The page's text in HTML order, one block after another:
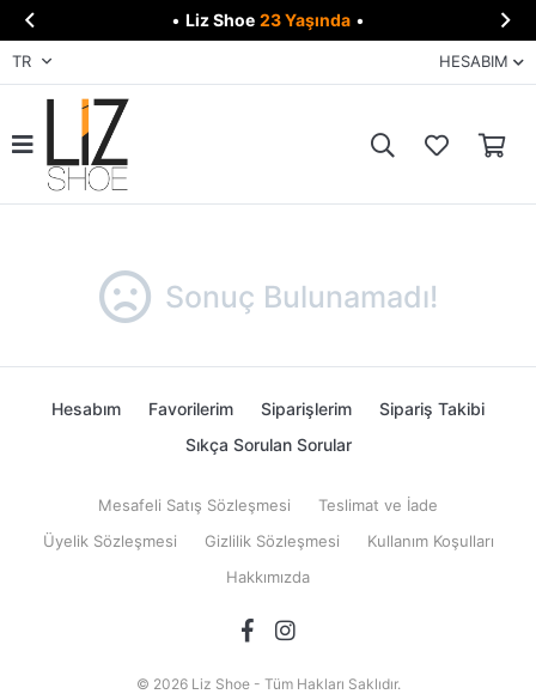
 • Liz Shoe 23 Yaşında • 
TR HESABIM
Sonuç Bulunamadı!
Hesabım Favorilerim Siparişlerim
Sipariş Takibi
Sıkça Sorulan Sorular
Mesafeli Satış Sözleşmesi
Teslimat ve İade
Üyelik Sözleşmesi
Gizlilik Sözleşmesi
Kullanım Koşulları
Hakkımızda
© 2026 Liz Shoe - Tüm Hakları Saklıdır.